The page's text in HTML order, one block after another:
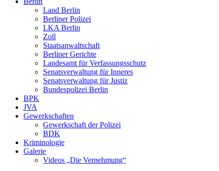
Land Berlin
Berliner Polizei
LKA Berlin
Zoll
Staatsanwaltschaft
Berliner Gerichte
Landesamt für Verfassungsschutz
Senatsverwaltung für Inneres
Senatsverwaltung für Justiz
Bundespolizei Berlin
BPK
JVA
Gewerkschaften
Gewerkschaft der Polizei
BDK
Kriminologie
Galerie
Videos „Die Vernehmung“